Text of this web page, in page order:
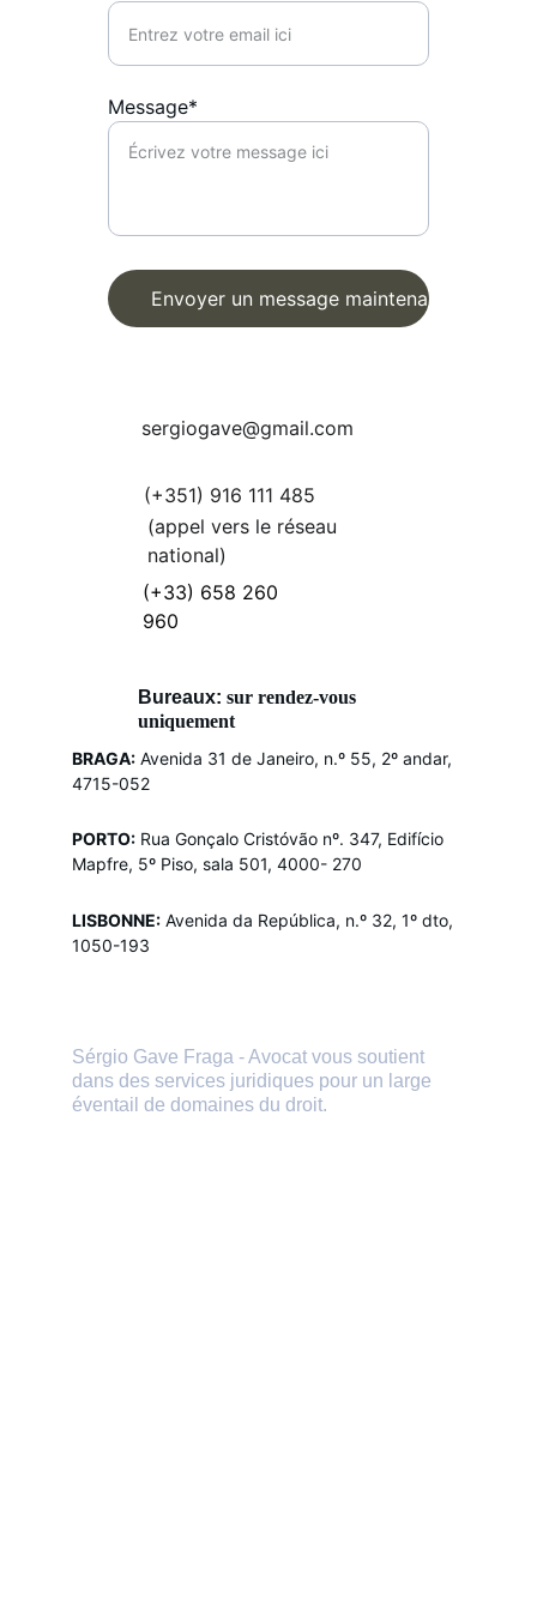
Bureaux: sur rendez-vous
uniquement
sergiogave@gmail.com
Message*
Envoyer un message maintenant
PORTO: Rua Gonçalo Cristóvão nº. 347, Edifício
Mapfre, 5º Piso, sala 501, 4000- 270
(+351) 916 111 485
(appel vers le réseau
national)
(+33) 658 260
960
BRAGA: Avenida 31 de Janeiro, n.º 55, 2º andar,
4715-052
LISBONNE: Avenida da República, n.º 32, 1º dto,
1050-193
Sérgio Gave Fraga - Avocat vous soutient
dans des services juridiques pour un large
éventail de domaines du droit.